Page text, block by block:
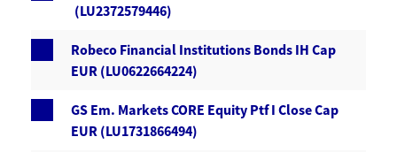
(LU2372579446)
Robeco Financial Institutions Bonds IH Cap
EUR (LU0622664224)
GS Em. Markets CORE Equity Ptf I Close Cap
EUR (LU1731866494)